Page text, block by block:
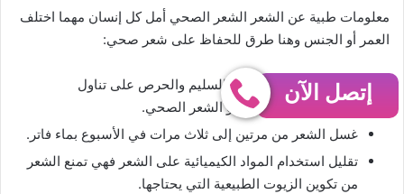
معلومات طبية عن الشعر الشعر الصحي أمل كل إنسان مهما اختلف
العمر أو الجنس وهنا طرق للحفاظ على شعر صحي:
الاهتمام بالغذاء الصحي السليم والحرص على تناول
الفيتامينات المهمة لنمو الشعر الصحي.
غسل الشعر من مرتين إلى ثلاث مرات في الأسبوع بماء فاتر.
تقليل استخدام المواد الكيميائية على الشعر فهي تمنع الشعر
من تكوين الزيوت الطبيعية التي يحتاجها.
إتصل الآن